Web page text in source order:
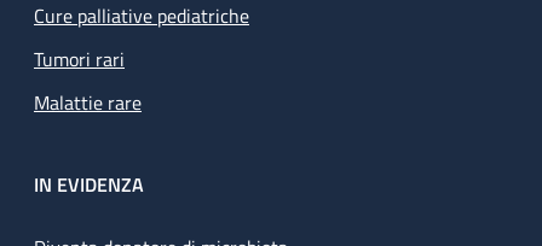
Cure palliative pediatriche
Tumori rari
Malattie rare
IN EVIDENZA